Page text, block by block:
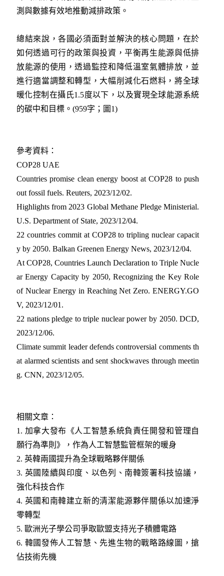
測與數據有效地推動減排政策。
總結來說，各國必須面對並解決的核心問題，在於
如何透過可行的政策與投資，平衡再生能源與低排
放能源的使用，透過監控和降低溫室氣體排放，並
進行適當調整和轉型，大幅削減化石燃料，將全球
暖化控制在攝氏1.5度以下，以及實現全球能源系統
的碳中和目標。(959字；圖1)
參考資料：
COP28 UAE
Countries promise clean energy boost at COP28 to push
out fossil fuels. Reuters, 2023/12/02.
Highlights from 2023 Global Methane Pledge Ministerial.
U.S. Department of State, 2023/12/04.
22 countries commit at COP28 to tripling nuclear capacit
y by 2050. Balkan Greenen Energy News, 2023/12/04.
At COP28, Countries Launch Declaration to Triple Nucle
ar Energy Capacity by 2050, Recognizing the Key Role
of Nuclear Energy in Reaching Net Zero. ENERGY.GO
V, 2023/12/01 .
22 nations pledge to triple nuclear power by 2050. DCD,
2023/12/06.
Climate summit leader defends controversial comments th
at alarmed scientists and sent shockwaves through meetin
g. CNN, 2023/12/05.
相關文章：
1. 加拿大發布《人工智慧系統負責任開發和管理自
願行為準則》，作為人工智慧監管框架的暖身
2. 英韓兩國提升為全球戰略夥伴關係
3. 英國陸續與印度、以色列、南韓簽署科技協議，
強化科技合作
4. 英國和南韓建立新的清潔能源夥伴關係以加速淨
零轉型
5. 歐洲光子學公司爭取歐盟支持光子積體電路
6. 韓國發佈人工智慧、先進生物的戰略路線圖，搶
佔技術先機